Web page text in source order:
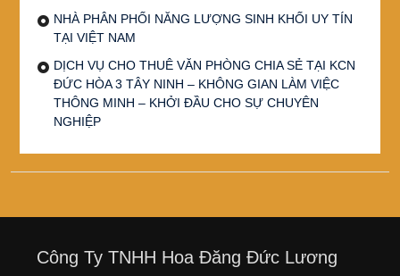
NHÀ PHÂN PHỐI NĂNG LƯỢNG SINH KHỐI UY TÍN
TẠI VIỆT NAM
DỊCH VỤ CHO THUÊ VĂN PHÒNG CHIA SẺ TẠI KCN
ĐỨC HÒA 3 TÂY NINH – KHÔNG GIAN LÀM VIỆC
THÔNG MINH – KHỞI ĐẦU CHO SỰ CHUYÊN
NGHIỆP
Công Ty TNHH Hoa Đăng Đức Lương